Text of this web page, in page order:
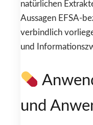
natürlichen
Aussagen EFSA-
verbindlich
und
und